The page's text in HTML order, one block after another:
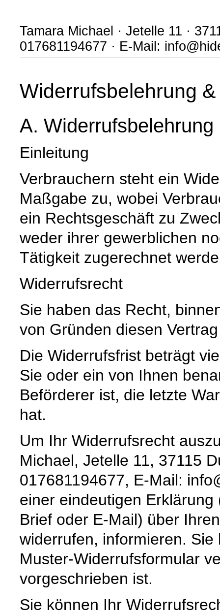
Tamara Michael · Jetelle 11 ·
017681194677 · E-Mail:
Widerrufsbelehrung
A. Widerrufsbelehrung
Einleitung
Verbrauchern steht ein
Maßgabe zu, wobei
ein Rechtsgeschäft zu
weder ihrer gewerblichen
Tätigkeit zugerechnet
Widerrufsrecht
Sie haben das Recht,
von Gründen diesen
Die Widerrufsfrist beträgt
Sie oder ein von Ihnen
Beförderer ist, die letzte
hat.
Um Ihr Widerrufsrecht
Michael, Jetelle 11, 37115
017681194677, E-Mail:
einer eindeutigen
Brief oder E-Mail) über
widerrufen, informieren.
Muster-Widerrufsformular
vorgeschrieben ist.
Sie können Ihr